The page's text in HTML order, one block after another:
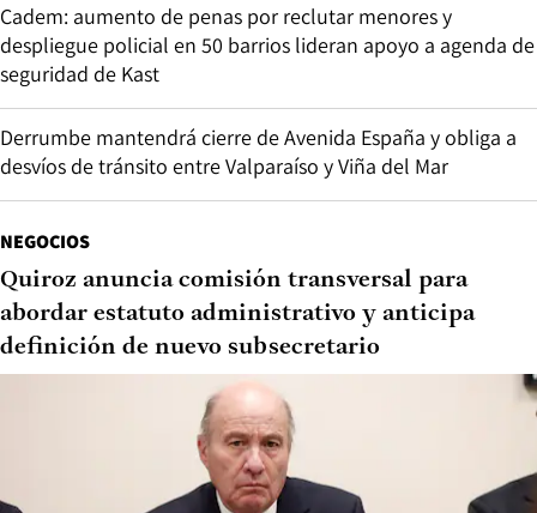
Cadem: aumento de penas por reclutar menores y
despliegue policial en 50 barrios lideran apoyo a agenda de
seguridad de Kast
Derrumbe mantendrá cierre de Avenida España y obliga a
desvíos de tránsito entre Valparaíso y Viña del Mar
NEGOCIOS
Quiroz anuncia comisión transversal para
abordar estatuto administrativo y anticipa
definición de nuevo subsecretario